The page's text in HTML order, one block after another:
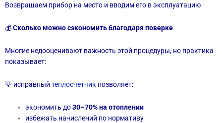
Возвращаем прибор на место и вводим его в эксплуатацию
💰Сколько можно сэкономить благодаря поверке
Многие недооценивают важность этой процедуры, но практика
показывает:
💡 исправный теплосчетчик позволяет:
экономить до30–70% на отоплении
избежать начислений по нормативу